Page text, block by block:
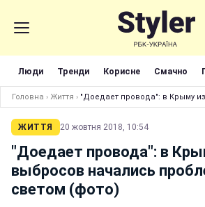
Люди Тренди Корисне Смачно
Головна › Життя › "Доедает провода": в Крыму
ЖИТТЯ 20 жовтня 2018, 10:54
"Доедает провода": в
выбросов начались
светом (фото)